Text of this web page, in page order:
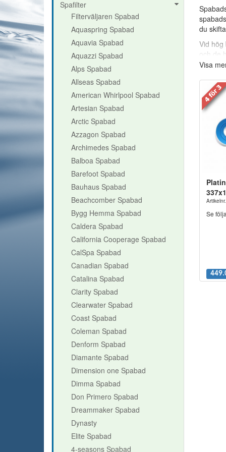
Spafilter
Filterväljaren Spabad
Aquaspring Spabad
Aquavia Spabad
Aquazzi Spabad
Alps Spabad
Allseas Spabad
American Whirlpool Spabad
Artesian Spabad
Arctic Spabad
Azzagon Spabad
Archimedes Spabad
Balboa Spabad
Barefoot Spabad
Bauhaus Spabad
Beachcomber Spabad
Bygg Hemma Spabad
Caldera Spabad
California Cooperage Spabad
CalSpa Spabad
Canadian Spabad
Catalina Spabad
Clarity Spabad
Clearwater Spabad
Coast Spabad
Coleman Spabad
Denform Spabad
Diamante Spabad
Dimension one Spabad
Dimma Spabad
Don Primero Spabad
Dreammaker Spabad
Dynasty
Elite Spabad
4-seasons Spabad
du
Vid hög
och de
(Vita
bort
Har
Visa
Se